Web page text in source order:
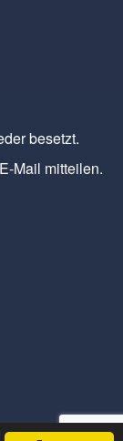
besetzt.
Mail mitteilen.